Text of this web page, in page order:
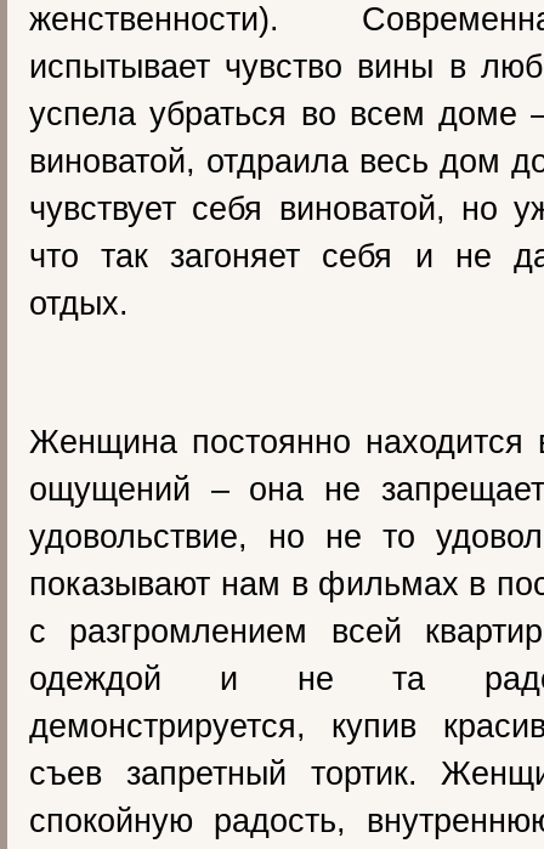
женственности).
испытывает чувство вины в
успела убраться во всем доме
виноватой, отдраила весь дом
чувствует себя виноватой, но
что так загоняет себя и не
отдых.
Женщина постоянно находится
ощущений – она не
удовольствие, но не то
показывают нам в фильмах в
с разгромлением всей
одеждой и не та
демонстрируется, купив
съев запретный тортик.
спокойную радость,